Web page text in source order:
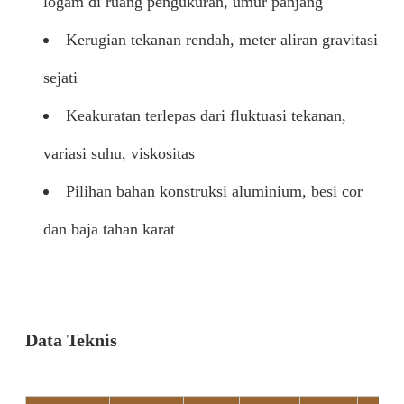
Kerugian tekanan rendah, meter aliran gravitasi
sejati
Keakuratan terlepas dari fluktuasi tekanan,
variasi suhu, viskositas
Pilihan bahan konstruksi aluminium, besi cor
dan baja tahan karat
Data Teknis